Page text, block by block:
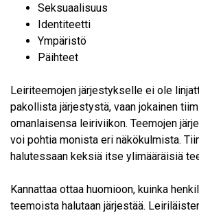
Seksuaalisuus
Identiteetti
Ympäristö
Päihteet
Leiriteemojen järjestykselle ei ole
pakollista järjestystä, vaan jokainen
omanlaisensa leiriviikon. Teemojen
voi pohtia monista eri näkökulmista.
halutessaan keksiä itse ylimääräisiä
Kannattaa ottaa huomioon, kuinka
teemoista halutaan järjestää.